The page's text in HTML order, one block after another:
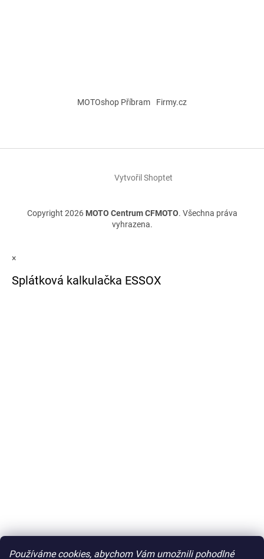
Používáme cookies, abychom Vám umožnili pohodlné
MOTOshop Příbram Firmy.cz
Vytvořil Shoptet
Copyright 2026 MOTO Centrum CFMOTO. Všechna práva
vyhrazena.
×
Splátková kalkulačka ESSOX